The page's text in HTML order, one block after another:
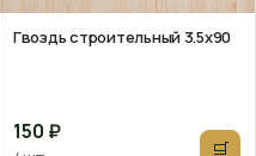
Гвоздь строительный 3.5х90
150 ₽
🛒